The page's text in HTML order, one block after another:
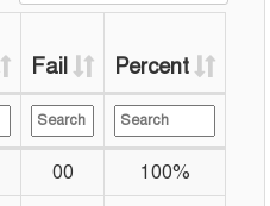
Fail Percent
00
100%